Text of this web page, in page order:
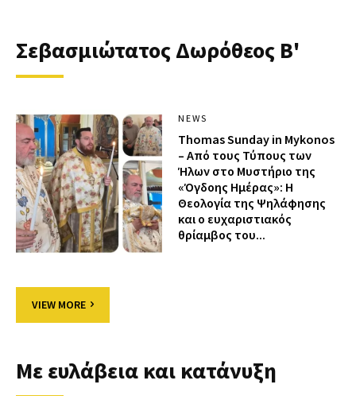
Σεβασμιώτατος Δωρόθεος Β'
NEWS
Thomas Sunday in Mykonos
– Από τους Τύπους των
Ήλων στο Μυστήριο της
«Όγδοης Ημέρας»: Η
Θεολογία της Ψηλάφησης
και ο ευχαριστιακός
θρίαμβος του...
VIEW MORE
Με ευλάβεια και κατάνυξη